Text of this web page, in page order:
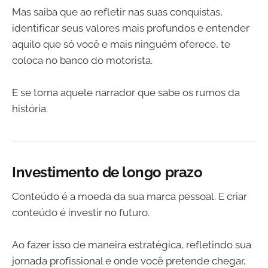
Mas saiba que ao refletir nas suas conquistas,
identificar seus valores mais profundos e entender
aquilo que só você e mais ninguém oferece, te
coloca no banco do motorista.
E se torna aquele narrador que sabe os rumos da
história.
Investimento de longo prazo
Conteúdo é a moeda da sua marca pessoal. E criar
conteúdo é investir no futuro.
Ao fazer isso de maneira estratégica, refletindo sua
jornada profissional e onde você pretende chegar,